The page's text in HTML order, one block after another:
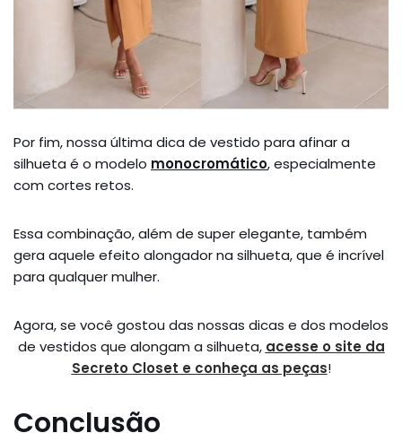
Por fim, nossa última dica de vestido para afinar a
silhueta é o modelo monocromático, especialmente
com cortes retos.
Essa combinação, além de super elegante, também
gera aquele efeito alongador na silhueta, que é incrível
para qualquer mulher.
Agora, se você gostou das nossas dicas e dos modelos
de vestidos que alongam a silhueta, acesse o site da
Secreto Closet e conheça as peças!
Conclusão